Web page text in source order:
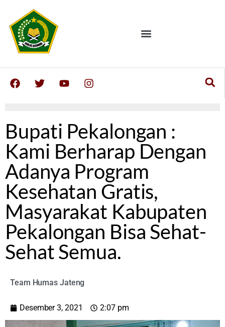
Bupati Pekalongan :
Kami Berharap Dengan
Adanya Program
Kesehatan Gratis,
Masyarakat Kabupaten
Pekalongan Bisa Sehat-
Sehat Semua.
Team Humas Jateng
Desember 3, 2021 2:07 pm